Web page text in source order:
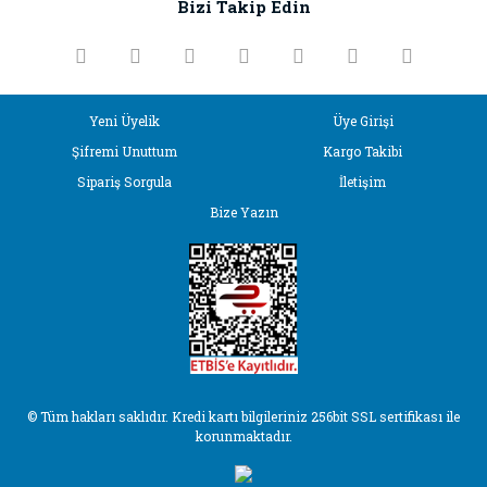
Ürün bilgilerinde hatalar bulunuyor.
Gönder
Bizi Takip Edin
Yeni Üyelik
Üye Girişi
Şifremi Unuttum
Kargo Takibi
Sipariş Sorgula
İletişim
Bize Yazın
© Tüm hakları saklıdır. Kredi kartı bilgileriniz 256bit SSL sertifikası ile
korunmaktadır.